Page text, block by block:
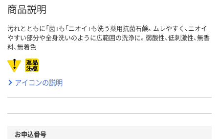
商品説明
汚れとともに「菌」も「ニオイ」も洗う薬用抗菌石鹸。ムレやすく、ニオイ
やすい部分や全身洗いのように広範囲の洗浄に。弱酸性、低刺激性、無香
料、無着色
アイコンの説明
お申込番号